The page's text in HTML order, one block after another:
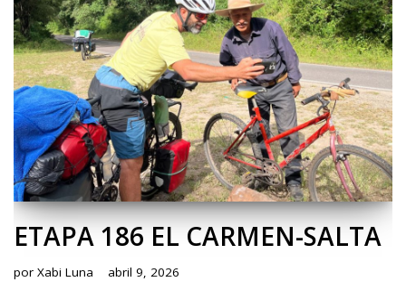
ETAPA 186 EL CARMEN-SALTA
por Xabi Luna abril 9, 2026